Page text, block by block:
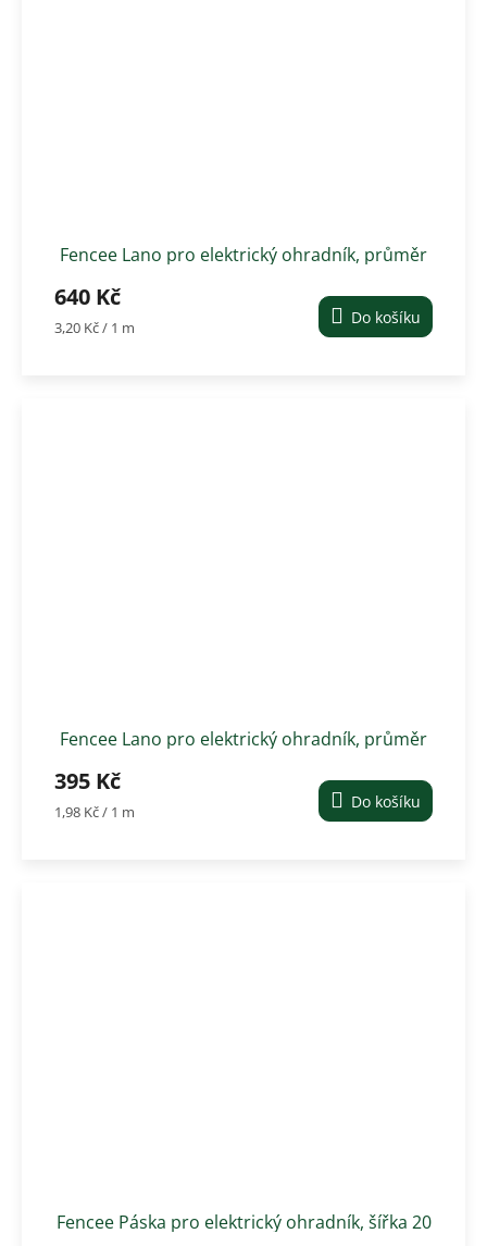
Fencee Lano pro elektrický ohradník, průměr
640 Kč
Měrná
3,20 Kč / 1 m Do košíku
Fencee Lano pro elektrický ohradník, průměr
395 Kč
Měrná
1,98 Kč / 1 m Do košíku
Fencee Páska pro elektrický ohradník, šířka 20